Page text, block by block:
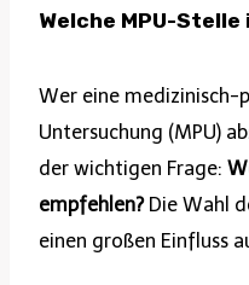
Welche MPU-
Wer eine medizinisch-
Untersuchung (MPU)
der wichtigen Frage:
empfehlen?Die Wahl
einen großen Einfluss